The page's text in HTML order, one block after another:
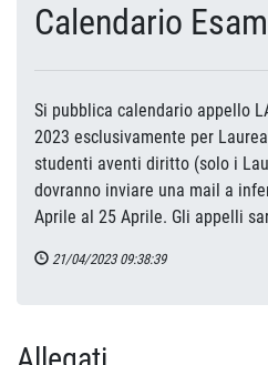
Calendario
Si pubblica calendario appello
2023 esclusivamente per
studenti aventi diritto (solo i
dovranno inviare una mail a
Aprile al 25 Aprile. Gli appelli
21/04/2023 09:38:39